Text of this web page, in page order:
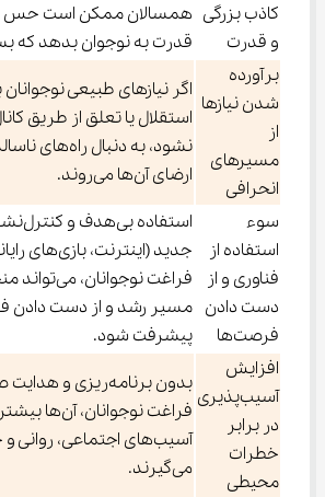
کاذب بزرگی
و قدرت
همسالان ممکن است حس
قدرت به نوجوان بدهد که
برآورده
شدن نیازها
از
مسیرهای
انحرافی
اگر نیازهای طبیعی
استقلال یا تعلق از طریق
نشود، به دنبال راه‌های
ارضای آن‌ها می‌روند.
سوء
استفاده از
فناوری و از
دست دادن
فرصت‌ها
استفاده بی‌هدف و
جدید (اینترنت، بازی‌های
فراغت نوجوانان، می‌تواند
مسیر رشد و از دست دادن
پیشرفت شود.
افزایش
آسیب‌پذیری
در برابر
خطرات
محیطی
بدون برنامه‌ریزی و هدایت
فراغت نوجوانان، آن‌ها
آسیب‌های اجتماعی، روانی
می‌گیرند.